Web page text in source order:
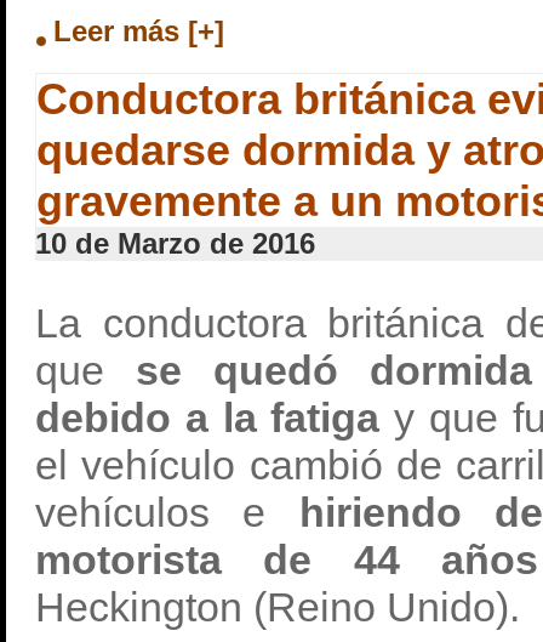
Leer más [+]
Conductora británica
quedarse dormida y
gravemente a un
10 de Marzo de 2016
La conductora británica
que se quedó
debido a la fatiga y que
el vehículo cambió de
vehículos e hiriendo
motorista de 44
Heckington (Reino Unido).